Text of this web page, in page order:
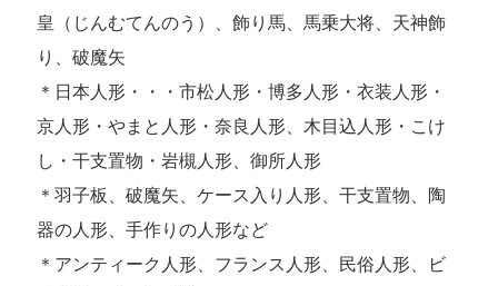
皇（じんむてんのう）、飾り馬、馬乗大将、天神飾
り、破魔矢
＊日本人形・・・市松人形・博多人形・衣装人形・
京人形・やまと人形・奈良人形、木目込人形・こけ
し・干支置物・岩槻人形、御所人形
＊羽子板、破魔矢、ケース入り人形、干支置物、陶
器の人形、手作りの人形など
＊アンティーク人形、フランス人形、民俗人形、ビ